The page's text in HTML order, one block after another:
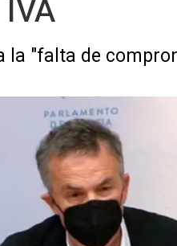
la "falta de